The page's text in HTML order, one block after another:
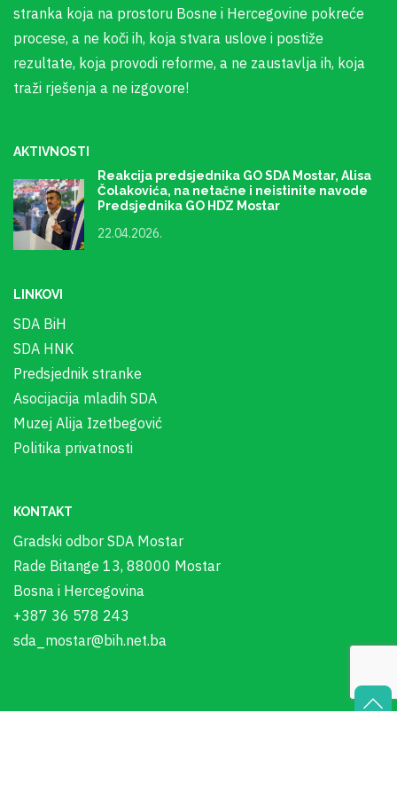
stranka koja na prostoru Bosne i Hercegovine pokreće
procese, a ne koči ih, koja stvara uslove i postiže
rezultate, koja provodi reforme, a ne zaustavlja ih, koja
traži rješenja a ne izgovore!
AKTIVNOSTI
Reakcija predsjednika GO SDA Mostar, Alisa
Čolakovića, na netačne i neistinite navode
Predsjednika GO HDZ Mostar
22.04.2026.
LINKOVI
SDA BiH
SDA HNK
Predsjednik stranke
Asocijacija mladih SDA
Muzej Alija Izetbegović
Politika privatnosti
KONTAKT
Gradski odbor SDA Mostar
Rade Bitange 13, 88000 Mostar
Bosna i Hercegovina
+387 36 578 243
sda_mostar@bih.net.ba